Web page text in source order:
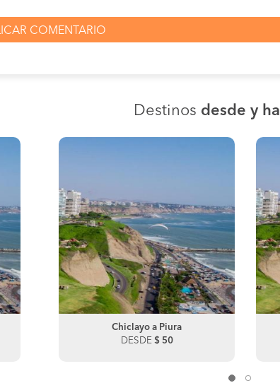
Olmos a Chiclayo
DESDE$ 120
Destinos desde y
Chiclayo a Piura
DESDE $ 50